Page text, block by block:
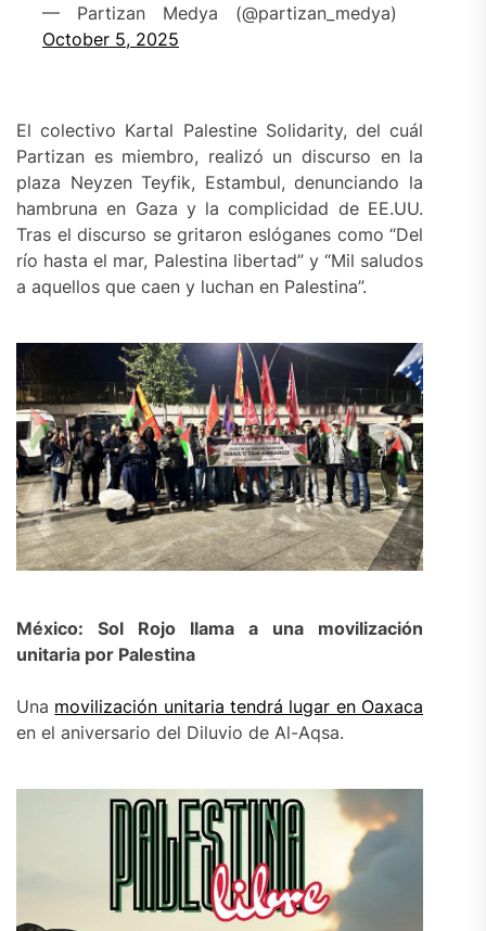
— Partizan Medya (@partizan_medya)
October 5, 2025
El colectivo Kartal Palestine Solidarity, del cuál
Partizan es miembro, realizó un discurso en la
plaza Neyzen Teyfik, Estambul, denunciando la
hambruna en Gaza y la complicidad de EE.UU.
Tras el discurso se gritaron eslóganes como “Del
río hasta el mar, Palestina libertad” y “Mil saludos
a aquellos que caen y luchan en Palestina”.
México: Sol Rojo llama a una movilización
unitaria por Palestina
Una movilización unitaria tendrá lugar en Oaxaca
en el aniversario del Diluvio de Al-Aqsa.